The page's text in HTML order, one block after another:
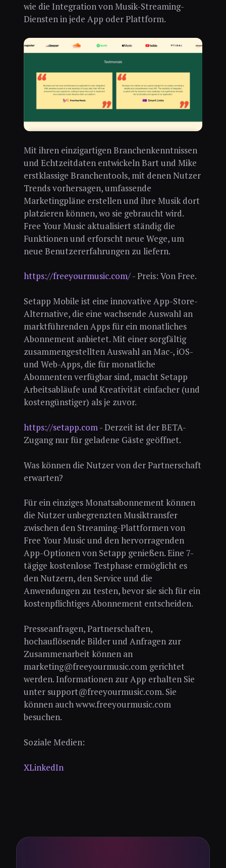
wie die Integration von Musik-Streaming-
Diensten in jede App oder Plattform.
Mit ihren einzigartigen Branchenkenntnissen
und Echtzeitdaten entwickeln Bart und Mike
erstklassige Branchentools, mit denen Nutzer
Trends vorhersagen, umfassende
Marketingpläne erstellen und ihre Musik dort
platzieren können, wo sie gebraucht wird.
Free Your Music aktualisiert ständig die
Funktionen und erforscht neue Wege, um
neue Benutzererfahrungen zu liefern.
https://freeyourmusic.com/- Preis: Von Free.
Setapp Mobile ist eine innovative App-Store-
Alternative, die eine wachsende Auswahl an
marktführenden Apps für ein monatliches
Abonnement anbietet. Mit einer sorgfältig
zusammengestellten Auswahl an Mac-, iOS-
und Web-Apps, die für monatliche
Abonnenten verfügbar sind, macht Setapp
Arbeitsabläufe und Kreativität einfacher (und
kostengünstiger) als je zuvor.
https://setapp.com- Derzeit ist der BETA-
Zugang nur für geladene Gäste geöffnet.
Was können die Nutzer von der Partnerschaft
erwarten?
Für ein einziges Monatsabonnement können
die Nutzer unbegrenzten Musiktransfer
zwischen den Streaming-Plattformen von
Free Your Music und den hervorragenden
App-Optionen von Setapp genießen. Eine 7-
tägige kostenlose Testphase ermöglicht es
den Nutzern, den Service und die
Anwendungen zu testen, bevor sie sich für ein
kostenpflichtiges Abonnement entscheiden.
Presseanfragen, Partnerschaften,
hochauflösende Bilder und Anfragen zur
Zusammenarbeit können an
marketing@freeyourmusic.com gerichtet
werden. Informationen zur App erhalten Sie
unter support@freeyourmusic.com. Sie
können auch www.freeyourmusic.com
besuchen.
Soziale Medien:
XLinkedIn